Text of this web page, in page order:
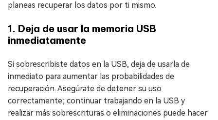
planeas recuperar los datos por ti mismo.
1. Deja de usar la memoria USB
inmediatamente
Si sobrescribiste datos en la USB, deja de usarla de
inmediato para aumentar las probabilidades de
recuperación. Asegúrate de detener su uso
correctamente; continuar trabajando en la USB y
realizar más sobrescrituras o eliminaciones puede hacer